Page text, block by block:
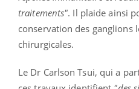
traitements". Il plaide ainsi
conservation des ganglions
chirurgicales.
Le Dr Carlson Tsui, qui a